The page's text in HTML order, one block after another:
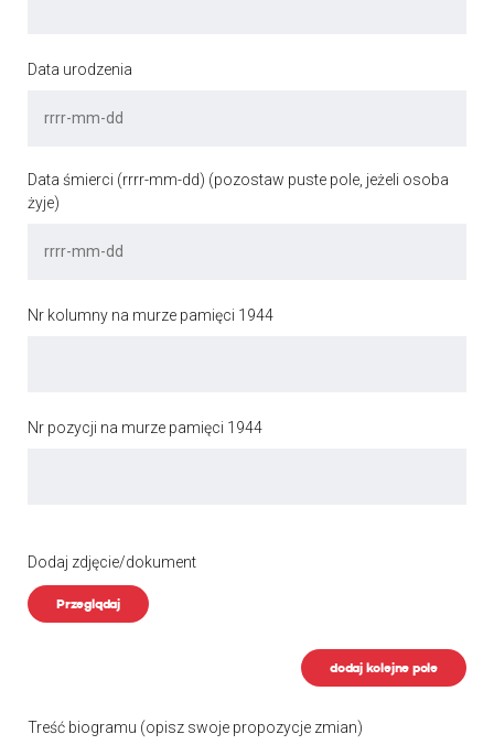
Data urodzenia
Data śmierci (rrrr-mm-dd) (pozostaw puste pole, jeżeli osoba
żyje)
Nr kolumny na murze pamięci 1944
Nr pozycji na murze pamięci 1944
Dodaj zdjęcie/dokument
Przeglądaj
dodaj kolejne pole
Treść biogramu (opisz swoje propozycje zmian)